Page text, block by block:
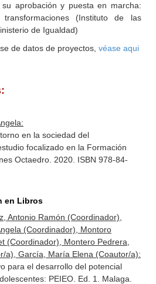
aprobación y puesta en marcha:
(Instituto de las
de Igualdad)
de datos de proyectos, véase aqui
en la sociedad del
focalizado en la Formación
Octaedro. 2020. ISBN 978-84-
en Libros
Antonio Ramón (Coordinador),
(Coordinador), Montoro
(Coordinador), Montero Pedrera,
a), García, María Elena (Coautor/a):
para el desarrollo del potencial
PEIEO. Ed. 1. Malaga.